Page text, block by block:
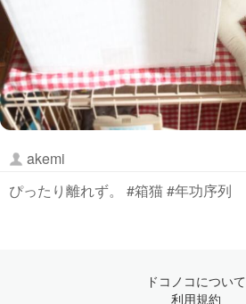
akemi
ぴったり離れず。 #箱猫 #年功序列
ドコノコについて
利用規約